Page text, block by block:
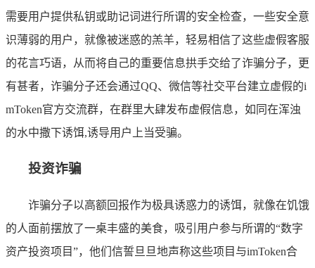
需要用户提供私钥或助记词进行所谓的安全检查，一些安全意
识薄弱的用户，就像被迷惑的羔羊，轻易相信了这些虚假客服
的花言巧语，从而将自己的重要信息拱手交给了诈骗分子，更
有甚者，诈骗分子还会通过QQ、微信等社交平台建立虚假的i
mToken官方交流群，在群里大肆发布虚假信息，如同在浑浊
的水中撒下诱饵,诱导用户上当受骗。
投资诈骗
诈骗分子以高额回报作为极具诱惑力的诱饵，就像在饥饿
的人面前摆放了一桌丰盛的美食，吸引用户参与所谓的“数字
资产投资项目”，他们信誓旦旦地声称这些项目与imToken合